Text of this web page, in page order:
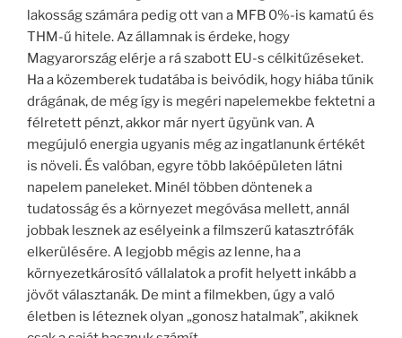
lakosság számára pedig ott van a MFB 0%-is kamatú és
THM-ű hitele. Az államnak is érdeke, hogy
Magyarország elérje a rá szabott EU-s célkitűzéseket.
Ha a közemberek tudatába is beivódik, hogy hiába tűnik
drágának, de még így is megéri napelemekbe fektetni a
félretett pénzt, akkor már nyert ügyünk van. A
megújuló energia ugyanis még az ingatlanunk értékét
is növeli. És valóban, egyre több lakóépületen látni
napelem paneleket. Minél többen döntenek a
tudatosság és a környezet megóvása mellett, annál
jobbak lesznek az esélyeink a filmszerű katasztrófák
elkerülésére. A legjobb mégis az lenne, ha a
környezetkárosító vállalatok a profit helyett inkább a
jövőt választanák. De mint a filmekben, úgy a való
életben is léteznek olyan „gonosz hatalmak”, akiknek